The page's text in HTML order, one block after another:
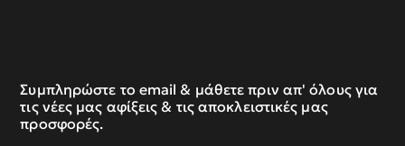
Συμπληρώστε το email & μάθετε πριν απ' όλους για
τις νέες μας αφίξεις & τις αποκλειστικές μας
προσφορές.